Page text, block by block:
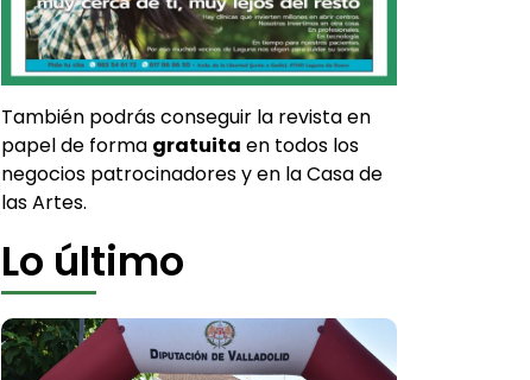
También podrás conseguir la revista en
papel de forma gratuita en todos los
negocios patrocinadores y en la Casa de
las Artes.
Lo último